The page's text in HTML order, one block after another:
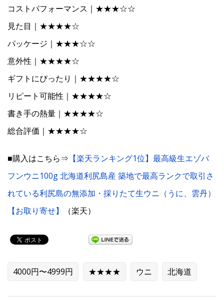
コストパフォーマンス｜★★★☆☆
見た目｜★★★★☆
パッケージ｜★★★☆☆
意外性｜★★★★☆
ギフトにぴったり｜★★★★☆
リピート可能性｜★★★★☆
書き手の熱量｜★★★★☆
総合評価｜★★★★☆
■購入はこちら⇒ 【楽天ランキング1位】最高級生エゾバ
フンウニ100g 北海道利尻島産 築地で最高ランクで取引さ
れている利尻島の無添加・採りたて生ウニ（うに、雲丹）
【お取り寄せ】
（楽天）
4000円〜4999円 ★★★★ ウニ 北海道